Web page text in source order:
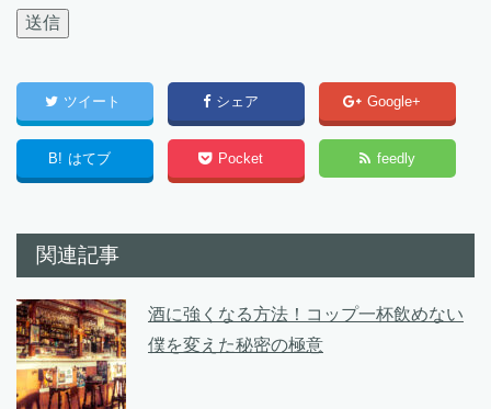
ツイート シェア Google+
B! はてブ Pocket feedly
関連記事
酒に強くなる方法！コップ一杯飲めない
僕を変えた秘密の極意